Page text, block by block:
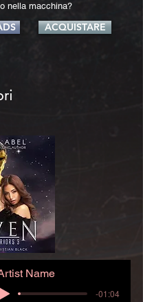
nella macchina?
ACQUISTARE
Name
-01:04